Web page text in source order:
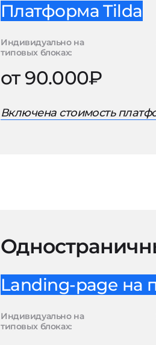
Платформа Tilda
Индивидуально на
типовых блоках:
от 90.000₽
Включена стоимость
Landing-page на
Индивидуально на
типовых блоках: